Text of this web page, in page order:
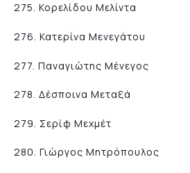
275. Κορελίδου Μελίντα
276. Κατερίνα Μενεγάτου
277. Παναγιώτης Μένεγος
278. Δέσποινα Μεταξά
279. Σερίφ Μεχμέτ
280. Γιώργος Μητρόπουλος